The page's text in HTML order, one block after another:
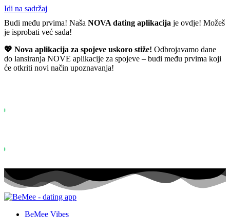
Idi na sadržaj
Budi među prvima! Naša NOVA dating aplikacija je ovdje! Možeš
je isprobati već sada!
💖 Nova aplikacija za spojeve uskoro stiže! Odbrojavamo dane
do lansiranja NOVE aplikacije za spojeve – budi među prvima koji
će otkriti novi način upoznavanja!
BeMee Vibes